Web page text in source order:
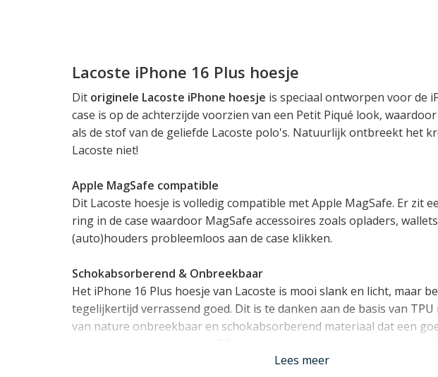
Lacoste iPhone 16 Plus hoesje
Dit originele Lacoste iPhone hoesje is speciaal ontworpen voor de
case is op de achterzijde voorzien van een Petit Piqué look,
als de stof van de geliefde Lacoste polo's. Natuurlijk ontbreekt het
Lacoste niet!
Apple MagSafe compatible
Dit Lacoste hoesje is volledig compatible met Apple MagSafe. Er zit
ring in de case waardoor MagSafe accessoires zoals opladers,
(auto)houders probleemloos aan de case klikken.
Schokabsorberend & Onbreekbaar
Het iPhone 16 Plus hoesje van Lacoste is mooi slank en licht, maar
tegelijkertijd verrassend goed. Dit is te danken aan de basis van TPU
van nature onbreekbaar en schokabsorberend materiaal dat een
iPhone 16 Plus en zorgt ook voor een opstaand randje rond het
Lees meer